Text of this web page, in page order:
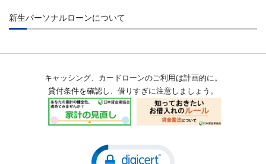
貸付条件
お振込み
店舗検索
返済シミュレーション
お問合せ
メンテナンス情報
収入証明書類提出のお願い
新生パーソナルローンについて
会員規約
キャッシング、カードローンのご利用は計画的に。
貸付条件を確認し、借りすぎに注意しましょう。